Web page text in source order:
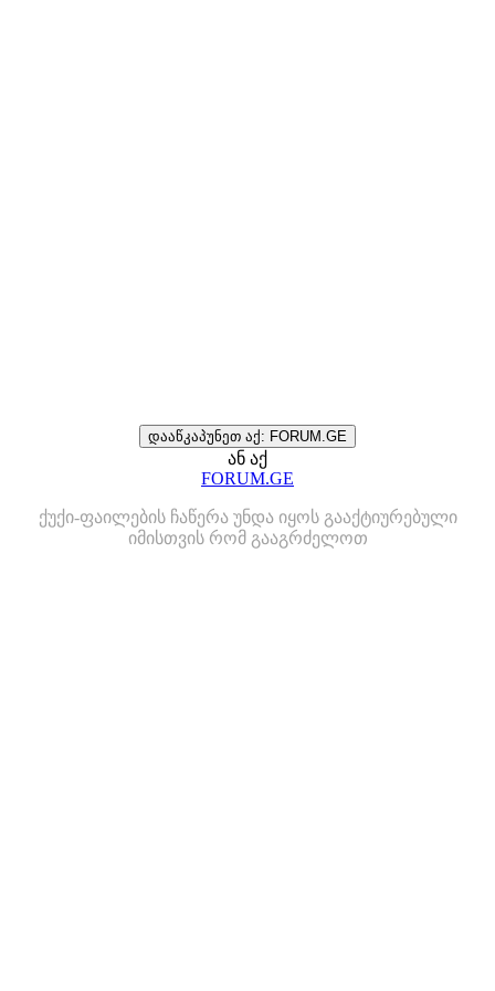
დააწკაპუნეთ აქ: FORUM.GE
ან აქ
FORUM.GE
ქუქი-ფაილების ჩაწერა უნდა იყოს გააქტიურებული
იმისთვის რომ გააგრძელოთ